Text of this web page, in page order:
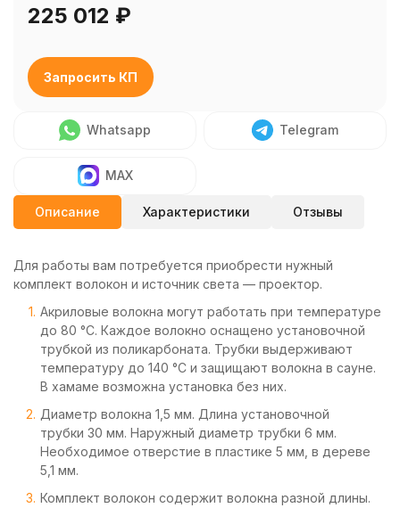
225 012 ₽
Запросить КП
Whatsapp Telegram
MAX
Описание Характеристики Отзывы
Для работы вам потребуется приобрести нужный
комплект волокон и источник света — проектор.
Акриловые волокна могут работать при температуре
до 80 °C. Каждое волокно оснащено установочной
трубкой из поликарбоната. Трубки выдерживают
температуру до 140 °C и защищают волокна в сауне.
В хамаме возможна установка без них.
Диаметр волокна 1,5 мм. Длина установочной
трубки 30 мм. Наружный диаметр трубки 6 мм.
Необходимое отверстие в пластике 5 мм, в дереве
5,1 мм.
Комплект волокон содержит волокна разной длины.